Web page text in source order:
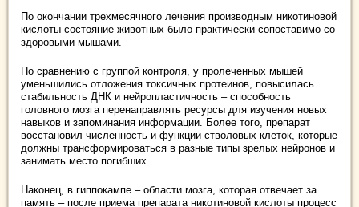
По окончании трехмесячного лечения производным никотиновой
кислоты состояние животных было практически сопоставимо со
здоровыми мышами.
По сравнению с группой контроля, у пролеченных мышей
уменьшились отложения токсичных протеинов, повысилась
стабильность ДНК и нейропластичность – способность
головного мозга перенаправлять ресурсы для изучения новых
навыков и запоминания информации. Более того, препарат
восстановил численность и функции стволовых клеток, которые
должны трансформироваться в разные типы зрелых нейронов и
занимать место погибших.
Наконец, в гиппокампе – области мозга, которая отвечает за
память – после приема препарата никотиновой кислоты процесс